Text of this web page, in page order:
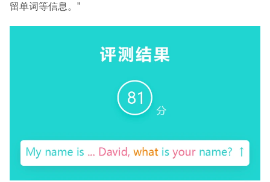
留单词等信息。”